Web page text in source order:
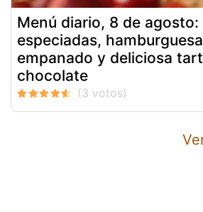
Menú diario, 8 de
especiadas,
empanado y deliciosa
chocolate